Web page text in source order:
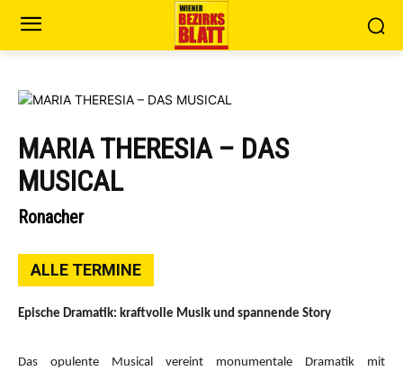
MARIA THERESIA – DAS
MUSICAL
Ronacher
ALLE TERMINE
Epische Dramatik: kraftvolle Musik und spannende Story
Das opulente Musical vereint monumentale Dramatik mit